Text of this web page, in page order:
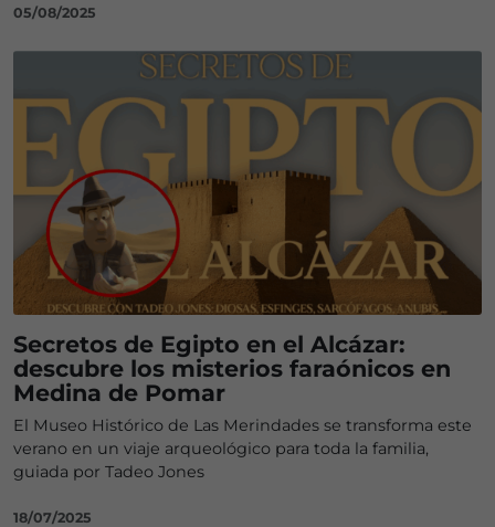
05/08/2025
Secretos de Egipto en el Alcázar:
descubre los misterios faraónicos en
Medina de Pomar
El Museo Histórico de Las Merindades se transforma este
verano en un viaje arqueológico para toda la familia,
guiada por Tadeo Jones
18/07/2025